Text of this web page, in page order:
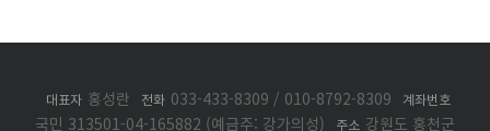
대표자 홍성란 전화 033-433-8309 / 010-8792-8309 계좌번호
국민 313501-04-165882 (예금주: 강가의성) 주소 강원도 홍천군